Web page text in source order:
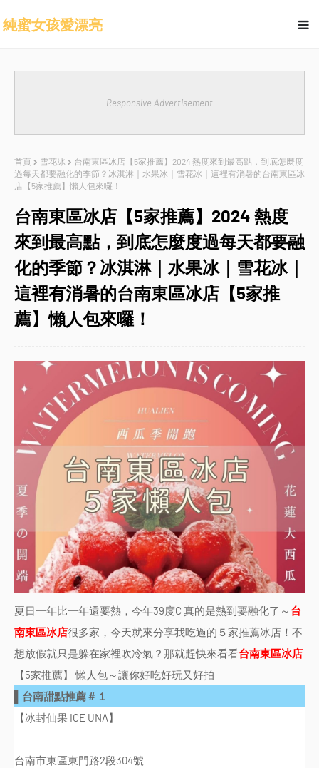
純蜜女孩愛漂亮
Responsive Advertisement
首頁 雪花冰
台南東區冰店【5家推薦】2024 熱度來到最高點，到底怎麼度
過每天都要融化的季節？冰淇淋｜水果冰｜雪花冰｜這裡有消暑的台南東區冰
店【5家推薦】懶人包來囉！
台南東區冰店【5家推薦】2024 熱度
來到最高點，到底怎麼度過每天都要融
化的季節？冰淇淋｜水果冰｜雪花冰｜
這裡有消暑的台南東區冰店【5家推
薦】懶人包來囉！
夏日一年比一年還要熱，今年39度C 真的是熱到要融化了～ 台
南東區冰店很多家，今天就來分享我吃過的５家推薦冰店！不
想放假就只是躲在家裡吹冷氣？那就趕快來看看台南東區冰店
【5家推薦】 懶人包～讓你好吃好玩又好拍
▌台南甜點推薦＃１
【冰封仙果 ICE UNA】
台南市東區東門路2段304號